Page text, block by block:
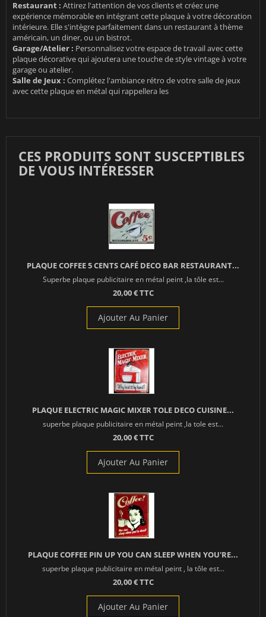
Restaurant : Attirez l'attention de vos clients et créez une
expérience mémorable en intégrant cette plaque à votre décoration
intérieure. Elle s'intègre parfaitement dans un restaurant à thème
américain, un diner, ou un bistrot.
Garage/Atelier : Personnalisez votre espace de travail avec cette
plaque décorative qui ajoutera une touche de style vintage à votre
garage ou atelier.
Salle de Jeux : Complétez l'ambiance rétro de votre salle de jeux
avec cette plaque en métal qui rappellera les
CES PRODUITS SONT SUSCEPTIBLES
DE VOUS INTÉRESSER
PLAQUE COFFEE 5 CENTS CAFÉ DECO BAR RESTAURANT...
Superbe plaque publicitaire en métal peint ,la tôle est...
20,00 € TTC
Ajouter Au Panier
PLAQUE ELECTRIC MAGIC MIXER TOLE DECO CUISINE...
superbe plaque publicitaire en métal peint ,la tole est...
20,00 € TTC
Ajouter Au Panier
PLAQUE COFFEE PIN UP YOU CAN SLEEP WHEN YOU'RE...
superbe plaque publicitaire en métal peint , la tôle est...
20,00 € TTC
Ajouter Au Panier